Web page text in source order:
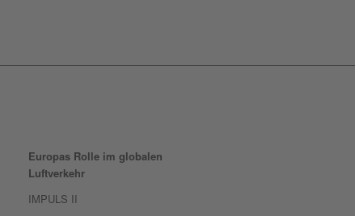
Europas Rolle im globalen
Luftverkehr
IMPULS II